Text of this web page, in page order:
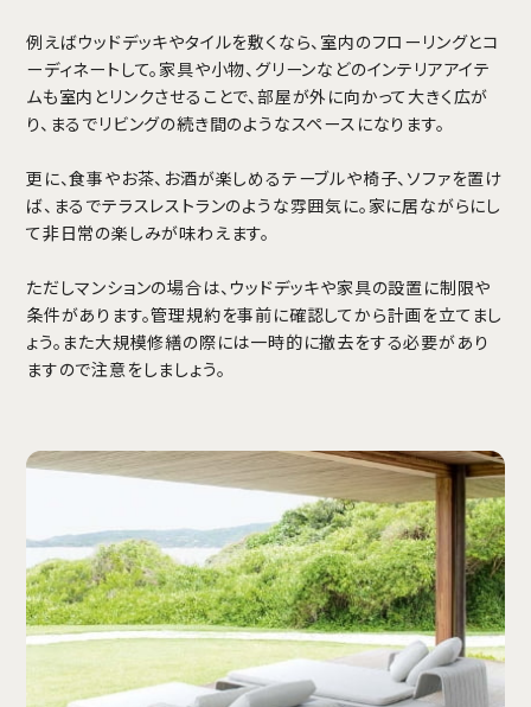
例えばウッドデッキやタイルを敷くなら、室内のフローリングとコ
ーディネートして。家具や小物、グリーンなどのインテリアアイテ
ムも室内とリンクさせることで、部屋が外に向かって大きく広が
り、まるでリビングの続き間のようなスペースになります。
更に、食事やお茶、お酒が楽しめるテーブルや椅子、ソファを置け
ば、まるでテラスレストランのような雰囲気に。家に居ながらにし
て非日常の楽しみが味わえます。
ただしマンションの場合は、ウッドデッキや家具の設置に制限や
条件があります。管理規約を事前に確認してから計画を立てまし
ょう。また大規模修繕の際には一時的に撤去をする必要があり
ますので注意をしましょう。